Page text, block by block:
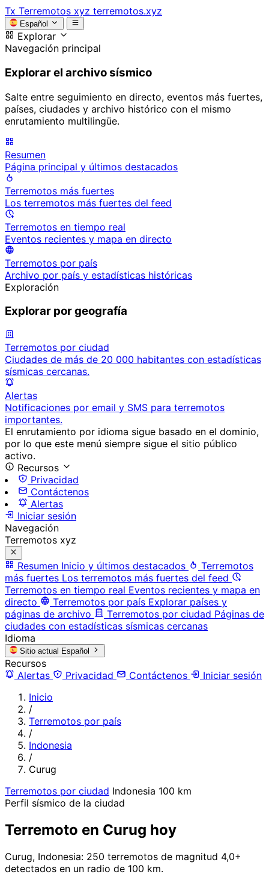
Tx Terremotos xyz terremotos.xyz
Español
Explorar
Navegación principal
Explorar el archivo sísmico
Salte entre seguimiento en directo, eventos más fuertes,
países, ciudades y archivo histórico con el mismo
enrutamiento multilingüe.
Resumen
Página principal y últimos destacados
Terremotos más fuertes
Los terremotos más fuertes del feed
Terremotos en tiempo real
Eventos recientes y mapa en directo
Terremotos por país
Archivo por país y estadísticas históricas
Exploración
Explorar por geografía
Terremotos por ciudad
Ciudades de más de 20 000 habitantes con estadísticas
sísmicas cercanas.
Alertas
Notificaciones por email y SMS para terremotos
importantes.
El enrutamiento por idioma sigue basado en el dominio,
por lo que este menú siempre sigue el sitio público
activo.
Recursos
Privacidad
Contáctenos
Alertas
Iniciar sesión
Navegación
Terremotos xyz
Resumen Inicio y últimos destacados
Terremotos
más fuertes Los terremotos más fuertes del feed
Terremotos en tiempo real Eventos recientes y mapa en
directo
Terremotos por país Explorar países y
páginas de archivo
Terremotos por ciudad Páginas de
ciudades con estadísticas sísmicas cercanas
Idioma
Sitio actual Español
Recursos
Alertas
Privacidad Contáctenos
Iniciar sesión
Inicio
/
Terremotos por país
/
Indonesia
/
Curug
Terremotos por ciudad Indonesia 100 km
Perfil sísmico de la ciudad
Terremoto en Curug hoy
Curug, Indonesia: 250 terremotos de magnitud 4,0+
detectados en un radio de 100 km.